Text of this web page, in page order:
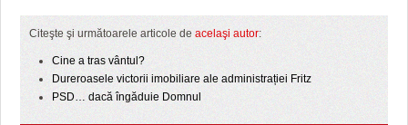
Citeşte şi următoarele articole de acelaşi autor:
Cine a tras vântul?
Dureroasele victorii imobiliare ale administrației Fritz
PSD… dacă îngăduie Domnul